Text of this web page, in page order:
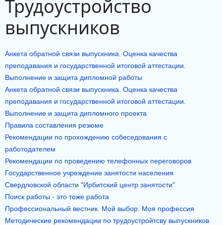
Трудоустройство
выпускников
Анкета обратной связи выпускника. Оценка качества
преподавания и государственной итоговой аттестации.
Выполнение и защита дипломной работы
Анкета обратной связи выпускника. Оценка качества
преподавания и государственной итоговой аттестации.
Выполнение и защита дипломного проекта
Правила составления резюме
Рекомендации по прохождению собеседования с
работодателем
Рекомендации по проведению телефонных переговоров
Государственное учреждение занятости населения
Свердловской области "Ирбитский центр занятости"
Поиск работы - это тоже работа
Профессиональный вестник. Мой выбор. Моя профессия
Методические рекомендации по трудоустройтсву выпускников